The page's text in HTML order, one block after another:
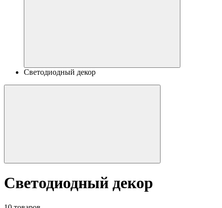
Светодиодный декор
Светодиодный декор